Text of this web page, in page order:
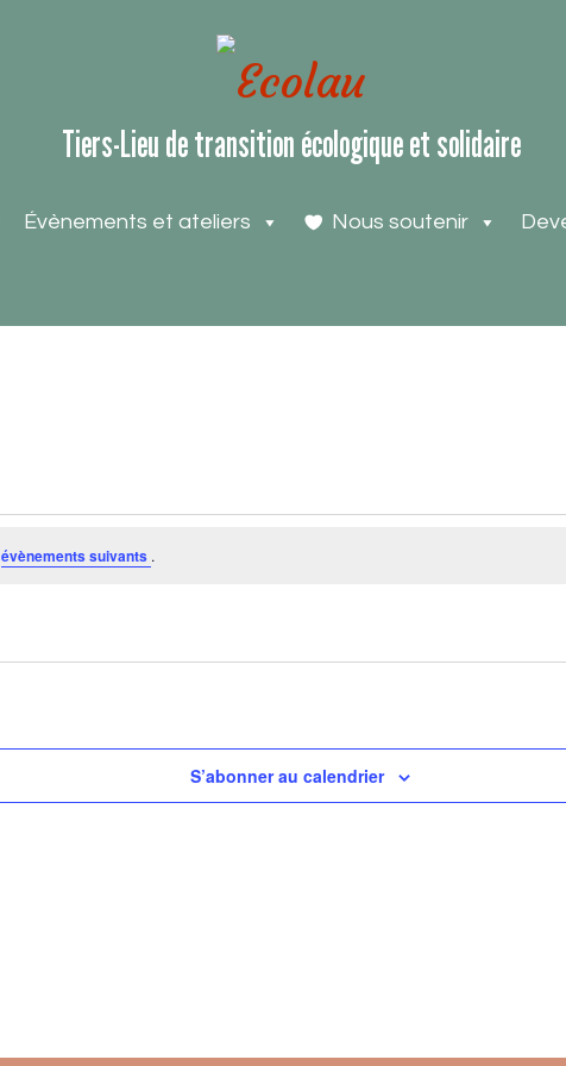
Tiers-Lieu de transition écologique et solidaire
Évènements et ateliers Nous soutenir
évènements suivants .
S’abonner au calendrier